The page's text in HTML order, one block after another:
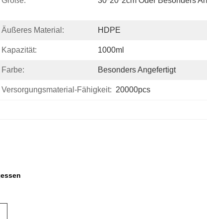
Äußeres Material: HDPE
Kapazität: 1000ml
Farbe: Besonders Angefertigt
Versorgungsmaterial-Fähigkeit: 20000pcs